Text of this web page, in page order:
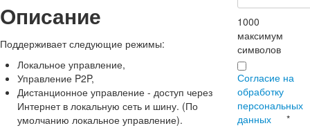
Описание
Поддерживает следующие режимы:
Локальное управление,
Управление P2P,
Дистанционное управление - доступ через
Интернет в локальную сеть и шину. (По
умолчанию локальное управление).
1000
максимум
символов
Согласие на
обработку
персональных
данных
*